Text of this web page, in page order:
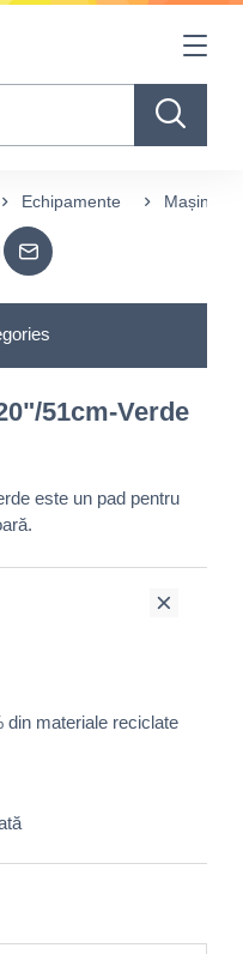
Echipamente Mașini
51cm-Verde
este un pad pentru
din materiale reciclate